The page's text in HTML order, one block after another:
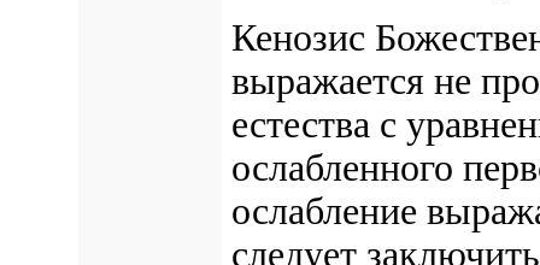
Кенозис
выражается не
естества с
ослабленного
ослабление
следует